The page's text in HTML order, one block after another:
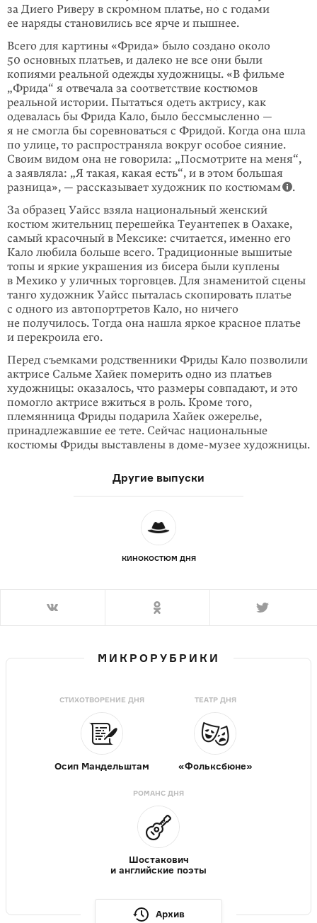
за Диего Риверу в скромном платье, но с годами
ее наряды становились все ярче и пышнее.
Всего для картины «Фрида» было создано около
50 основных платьев, и далеко не все они были
копиями реальной одежды художницы. «В фильме
„Фрида“ я отвечала за соответствие костюмов
реальной истории. Пытаться одеть актрису, как
одевалась бы Фрида Кало, было бессмысленно —
я не смогла бы соревноваться с Фридой. Когда она шла
по улице, то распространяла вокруг особое сияние.
Своим видом она не говорила: „Посмотрите на меня“,
а заявля­ла: „Я такая, какая есть“, и в этом большая
разница», — рассказывает художник по костюмам
.
За образец Уайсс взяла национальный женский
костюм жительниц перешейка Теуантепек в Оахаке,
самый красочный в Мексике: считается, именно его
Кало любила больше всего. Традиционные вышитые
топы и яркие украшения из бисера были куплены
в Мехико у уличных торговцев. Для знаменитой сцены
танго художник Уайсс пыталась скопировать платье
с одного из автопортретов Кало, но ничего
не получилось. Тогда она нашла яркое красное платье
и перекроила его.
Перед съемками родственники Фриды Кало позволили
актрисе Сальме Хайек померить одно из платьев
художницы: оказалось, что размеры совпадают, и это
помогло актрисе вжиться в роль. Кроме того,
племянница Фриды подарила Хайек ожерелье,
принадлежавшие ее тете. Сейчас национальные
костюмы Фриды выставлены в доме-музее художницы.
Другие выпуски
КИНОКОСТЮМ ДНЯ
МИКРОРУБРИКИ
СТИХОТВОРЕНИЕ ДНЯ
Осип Мандельштам
ТЕАТР ДНЯ
«Фольксбюне»
РОМАНС ДНЯ
Шостакович
и английские поэты
Архив